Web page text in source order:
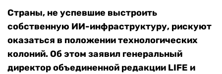
Страны, не успевшие выстроить
собственную ИИ-инфраструктуру, рискуют
оказаться в положении технологических
колоний. Об этом заявил генеральный
директор объединенной редакции LIFE и